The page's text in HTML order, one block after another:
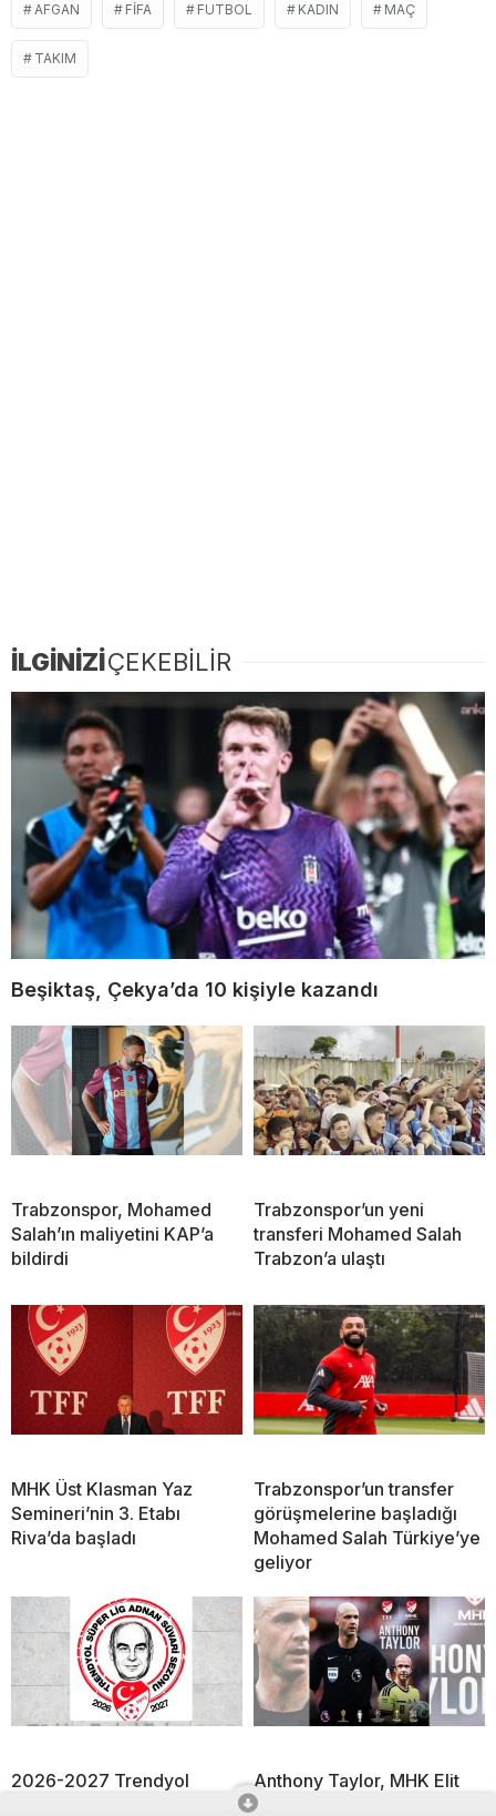
AFGAN FİFA FUTBOL KADIN MAÇ
TAKIM
İLGİNİZİÇEKEBİLİR
Beşiktaş, Çekya’da 10 kişiyle kazandı
Trabzonspor, Mohamed
Salah’ın maliyetini KAP’a
bildirdi
Trabzonspor’un yeni
transferi Mohamed Salah
Trabzon’a ulaştı
MHK Üst Klasman Yaz
Semineri’nin 3. Etabı
Riva’da başladı
Trabzonspor’un transfer
görüşmelerine başladığı
Mohamed Salah Türkiye’ye
geliyor
2026-2027 Trendyol
Süper Lig Sezonu’na Adnan
Anthony Taylor, MHK Elit
Hakem Direktörü olarak